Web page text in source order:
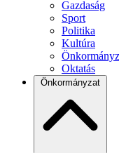
Gazdaság
Sport
Politika
Kultúra
Oktatás
Önkormányzat